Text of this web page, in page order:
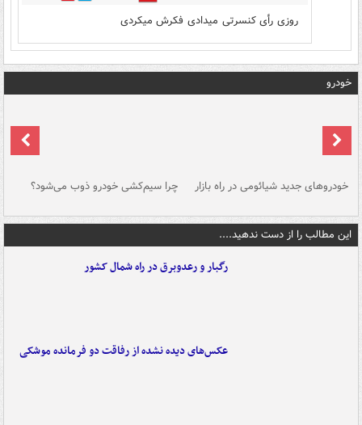
روزی رأی کنسرتی میدادی فکرش میکردی
خودرو
خودروهای جدید شیائومی در راه بازار چرا سیم‌کشی خودرو ذوب می‌شود؟
این مطالب را از دست ندهید....
رگبار و رعدوبرق در راه شمال کشور
عکس‌های دیده نشده از رفاقت دو فرمانده‌ موشکی